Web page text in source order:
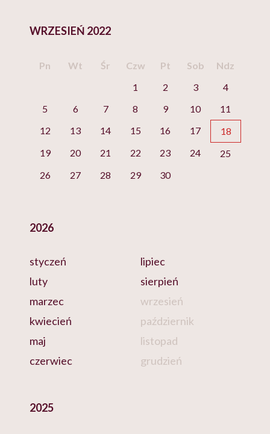
WRZESIEŃ 2022
Pn Wt Śr Czw Pt Sob
Ndz
1
2 3
4
5
6 7 8 9 10
11
12
13 14 15 16 17
18
19
20 21 22 23 24
25
26
27 28 29 30
2026
styczeń
luty
marzec
kwiecień
maj
czerwiec
lipiec
sierpień
wrzesień
październik
listopad
grudzień
2025